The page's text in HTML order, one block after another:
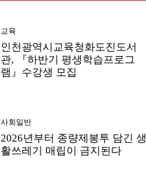
교육
인천광역시교육청화도진도서
관, 『하반기 평생학습프로그
램』수강생 모집
사회일반
2026년부터 종량제봉투 담긴 생
활쓰레기 매립이 금지된다